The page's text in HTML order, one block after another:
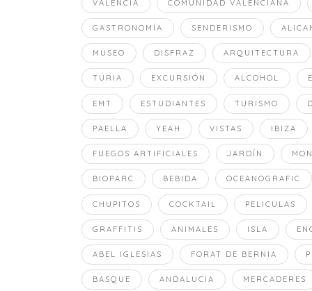
VALENCIA COMUNIDAD VALENCIANA
GASTRONOMÍA SENDERISMO
MUSEO DISFRAZ ARQUITECTURA
TURIA EXCURSIÓN ALCOHOL
EMT ESTUDIANTES TURISMO
PAELLA YEAH VISTAS IBIZA
FUEGOS ARTIFICIALES JARDÍN
BIOPARC BEBIDA OCEANOGRAFIC
CHUPITOS COCKTAIL PELICULAS
GRAFFITIS ANIMALES ISLA
ABEL IGLESIAS FORAT DE BERNIA
BASQUE ANDALUCIA MERCADERES